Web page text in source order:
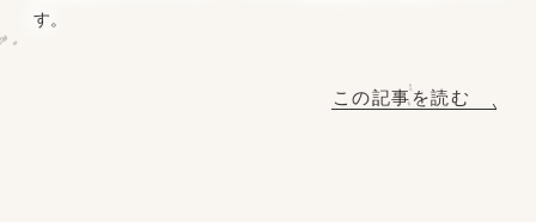
す。
この記事を読む